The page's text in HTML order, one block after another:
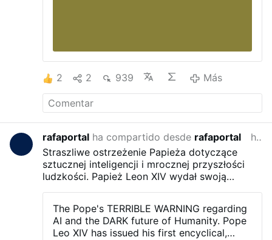
2 2 939 Más
rafaportal ha compartido desde rafaportal
hace 2 meses
Straszliwe ostrzeżenie Papieża dotyczące
sztucznej inteligencji i mrocznej przyszłości
ludzkości. Papież Leon XIV wydał swoją
oraz zagrożeń, jakie może ona ze sobą nieść.
The Pope's TERRIBLE WARNING regarding
AI and the DARK future of Humanity. Pope
Leo XIV has issued his first encyclical,